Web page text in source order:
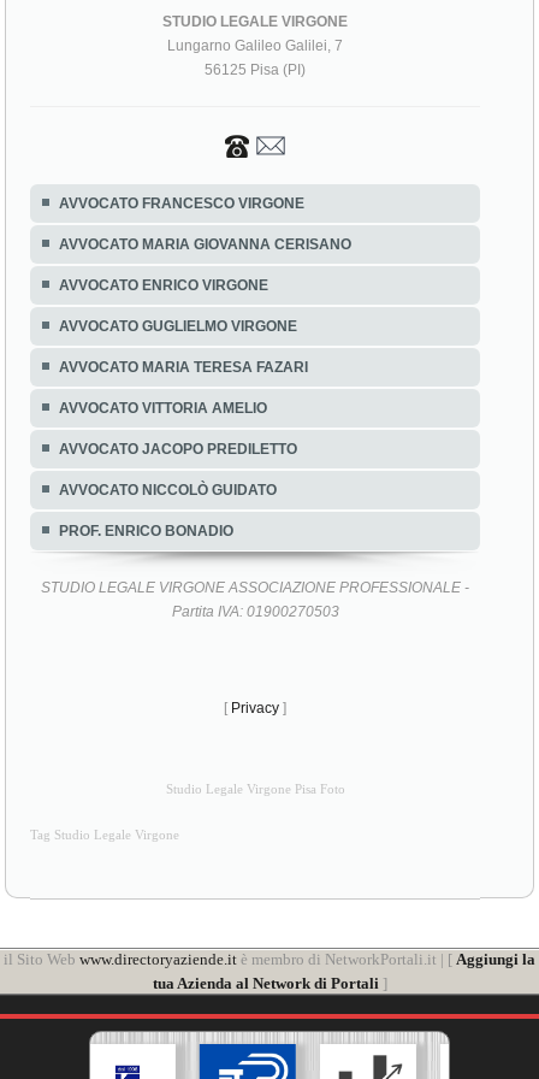
STUDIO LEGALE VIRGONE
Lungarno Galileo Galilei, 7
56125 Pisa (PI)
AVVOCATO FRANCESCO VIRGONE
AVVOCATO MARIA GIOVANNA CERISANO
AVVOCATO ENRICO VIRGONE
AVVOCATO GUGLIELMO VIRGONE
AVVOCATO MARIA TERESA FAZARI
AVVOCATO VITTORIA AMELIO
AVVOCATO JACOPO PREDILETTO
AVVOCATO NICCOLÒ GUIDATO
PROF. ENRICO BONADIO
STUDIO LEGALE VIRGONE ASSOCIAZIONE PROFESSIONALE -
Partita IVA: 01900270503
[ Privacy ]
Studio Legale Virgone Pisa Foto
Tag Studio Legale Virgone
il Sito Web www.directoryaziende.it è membro di NetworkPortali.it | [ Aggiungi la
tua Azienda al Network di Portali ]